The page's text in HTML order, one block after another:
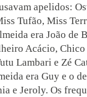
apelidos:
Tufão, Miss
era João de
Acácio, Chico
Lambari e Zé
era Guy e o
e Jeroly. Os